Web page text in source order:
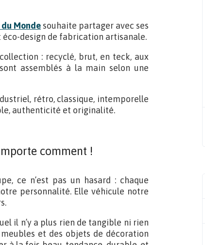
Monde souhaite partager avec ses
design de fabrication artisanale.
: recyclé, brut, en teck, aux
assemblés à la main selon une
rétro, classique, intemporelle
authenticité et originalité.
comment !
ce n’est pas un hasard : chaque
personnalité. Elle véhicule notre
il n’y a plus rien de tangible ni rien
et des objets de décoration